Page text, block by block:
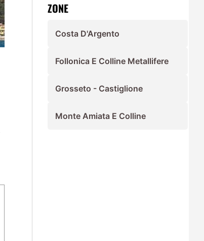
ZONE
Costa D'Argento
Follonica E Colline Metallifere
Grosseto - Castiglione
Monte Amiata E Colline